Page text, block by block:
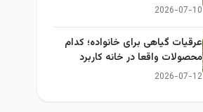
2026-07-10
عرقیات گیاهی برای خانواده؛ کدام
محصولات واقعا در خانه کاربرد
دارند؟
2026-07-12